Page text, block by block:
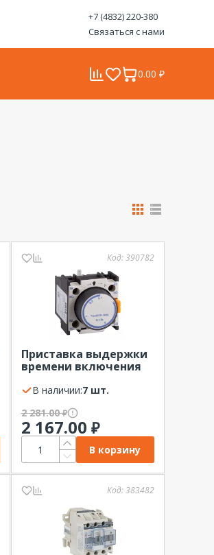
+7 (4832) 220-380
Связаться с нами
0.00 ₽
Код:390782
Приставка выдержки
времени включения
КЭАЗ
В наличии:
7 шт.
2 281.00₽
2 167.00 ₽
В корзину
Код:383482